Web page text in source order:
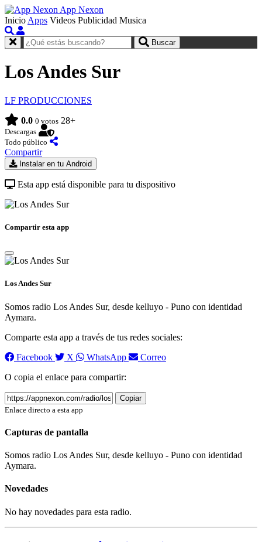
App Nexon
Inicio Apps Videos Publicidad Musica
Buscar
Los Andes Sur
LF PRODUCCIONES
0.0 0 votos 28+
Descargas
Todo público
Compartir
Instalar en tu Android
Esta app está disponible para tu dispositivo
Compartir esta app
Los Andes Sur
Somos radio Los Andes Sur, desde kelluyo - Puno con identidad
Aymara.
Comparte esta app a través de tus redes sociales:
Facebook
X WhatsApp
Correo
O copia el enlace para compartir:
Copiar
Enlace directo a esta app
Capturas de pantalla
Somos radio Los Andes Sur, desde kelluyo - Puno con identidad
Aymara.
Novedades
No hay novedades para esta radio.